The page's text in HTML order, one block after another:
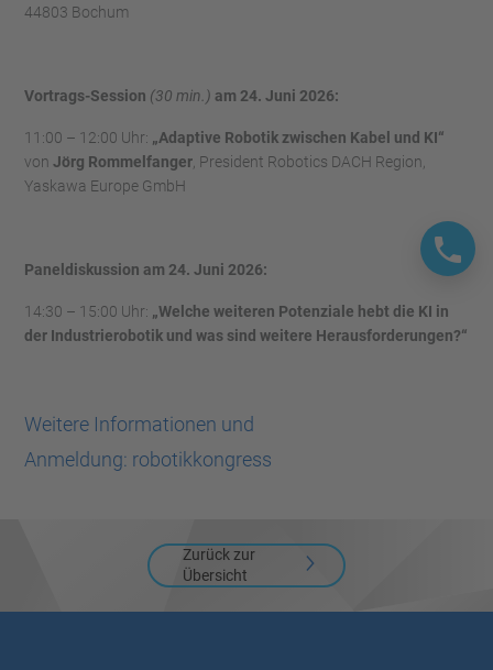
44803 Bochum
Vortrags-Session (30 min.) am 24. Juni 2026:
11:00 – 12:00 Uhr: „Adaptive Robotik zwischen Kabel und KI“
von Jörg Rommelfanger , President Robotics DACH Region,
Yaskawa Europe GmbH
Paneldiskussion am 24. Juni 2026:
14:30 – 15:00 Uhr: „Welche weiteren Potenziale hebt die KI in
der Industrierobotik und was sind weitere Herausforderungen?“
Weitere Informationen und
Anmeldung: robotikkongress
Zurück zur
Übersicht